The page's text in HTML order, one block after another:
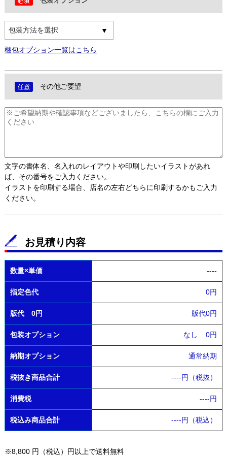
包装方法を選択
梱包オプション一覧はこちら
その他ご要望
文字の書体名、名入れのレイアウトや印刷したいイラストがあれ
ば、その番号をご入力ください。
イラストを印刷する場合、店名の左右どちらに印刷するかもご入力
ください。
お見積り内容
数量×単価 ----
指定色代 0円
版代 0円 版代0円
包装オプション なし 0円
納期オプション 通常納期
税抜き商品合計 ----円（税抜）
消費税 ----円
税込み商品合計 ----円（税込）
※8,800 円（税込）円以上で送料無料